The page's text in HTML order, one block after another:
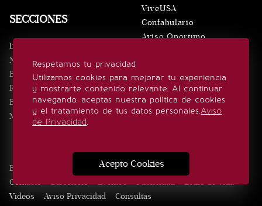
Respetamos tu privacidad
Utilizamos cookies para mejorar tu experiencia
y mostrarte contenido relevante. Al continuar
navegando, aceptas nuestra política de cookies
y el tratamiento de tus datos personales.Aviso
de Privacidad.
Acepto Cookies
SECCIONES
Inicio
Noticias
Eventos
Realeza
Estilo de vida
Minuto x Minuto
ViveUSA
Confabulario
Aviso Oportuno
SÍGUENOS
Edición Impresa Noticias Quiénes somos
Contacto
Directorio Eventos Publicidad
Estilo de vida
Videos
Aviso Privacidad Consultas